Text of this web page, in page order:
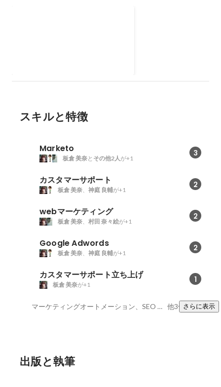
スキルと特徴
Marketo 3
板倉 美奈と その他2人が+1
カスタマーサポート 2
板倉 美奈、 神庭 良輔が+1
webマーケティング 2
板倉 美奈、 村田 奈々絵が+1
Google Adwords 2
板倉 美奈、 神庭 良輔が+1
カスタマーサポート立ち上げ 1
板倉 美奈が+1
マーケティングオートメーション、SEO Search Engine Optimisation、Facebook広告 他3件さらに表示
出版と執筆